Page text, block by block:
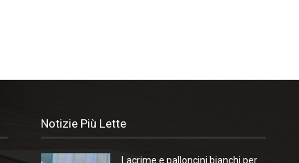
Notizie Più Lette
Lacrime e palloncini bianchi per